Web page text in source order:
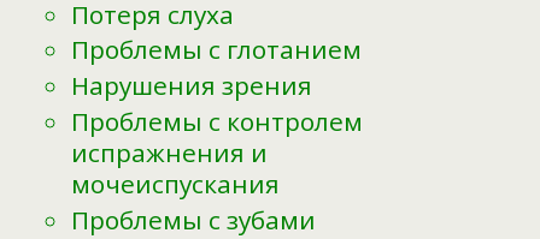
Потеря слуха
Проблемы с глотанием
Нарушения зрения
Проблемы с контролем
испражнения и
мочеиспускания
Проблемы с зубами